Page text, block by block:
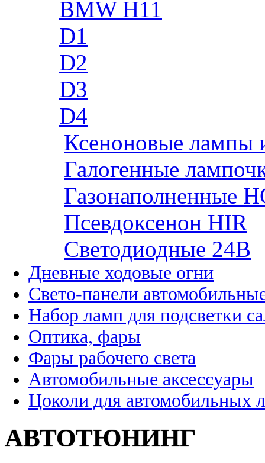
BMW H11
D1
D2
D3
D4
Ксеноновые лампы
Галогенные
Газонаполненные
Псевдоксенон HIR
Cветодиодные 24B
Дневные ходовые огни
Свето-панели
Набор ламп для подсветки
Оптика, фары
Фары рабочего света
Автомобильные аксессуары
Цоколи для автомобильных
АВТОТЮНИНГ